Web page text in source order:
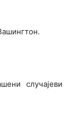
случајеви